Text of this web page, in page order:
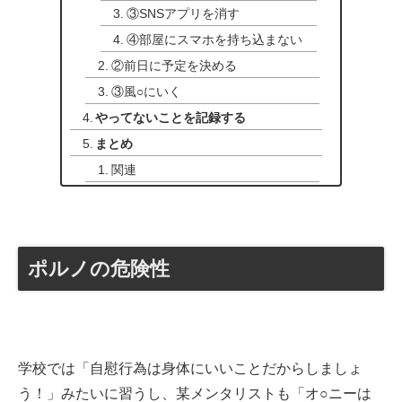
③SNSアプリを消す
④部屋にスマホを持ち込まない
②前日に予定を決める
③風○にいく
やってないことを記録する
まとめ
関連
ポルノの危険性
学校では「自慰行為は身体にいいことだからしましょ
う！」みたいに習うし、某メンタリストも「オ○ニーは